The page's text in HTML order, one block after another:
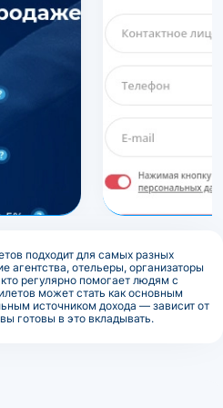
подходит для самых разных
агентства, отельеры, организаторы
регулярно помогает людям с
может стать как основным
источником дохода — зависит от
готовы в это вкладывать.